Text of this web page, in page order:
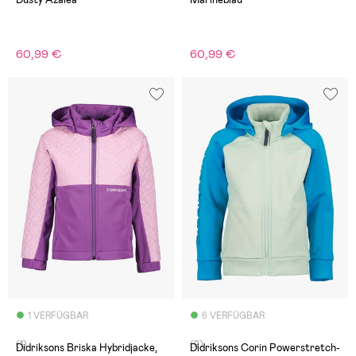
60,99 € 60,99 €
1 VERFÜGBAR
(1)
Didriksons Briska Hybridjacke,
6 VERFÜGBAR
(9)
Didriksons Corin Powerstretch-